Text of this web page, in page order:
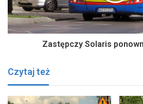
Zastępczy Solaris
Czytaj też